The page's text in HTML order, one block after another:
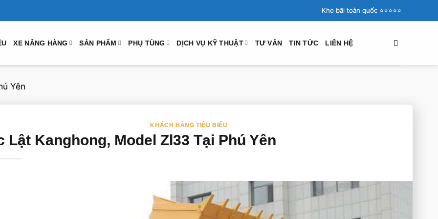
Kho bãi toàn quốc ⭐️⭐️⭐️⭐️⭐️
XE NÂNG HÀNG SẢN PHẨM PHỤ TÙNG DỊCH VỤ KỸ THUẬT TƯ VẤN TIN TỨC LIÊN HỆ
Yên
KHÁCH HÀNG TIÊU BIỂU
Lật Kanghong, Model Zl33 Tại Phú Yên